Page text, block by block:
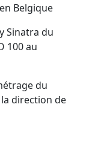
Belgique
Sinatra du
100 au
du
direction de